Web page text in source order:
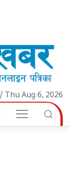
/ Thu Aug 6, 2026